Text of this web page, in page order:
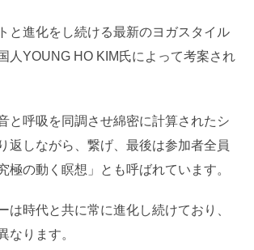
と進化をし続ける最新のヨガスタイル
人YOUNG HO KIM氏によって考案され
と呼吸を同調させ綿密に計算されたシ
返しながら、繋げ、最後は参加者全員
極の動く瞑想」とも呼ばれています。
は時代と共に常に進化し続けており、
なります。